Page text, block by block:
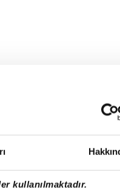
kullanılmaktadır.